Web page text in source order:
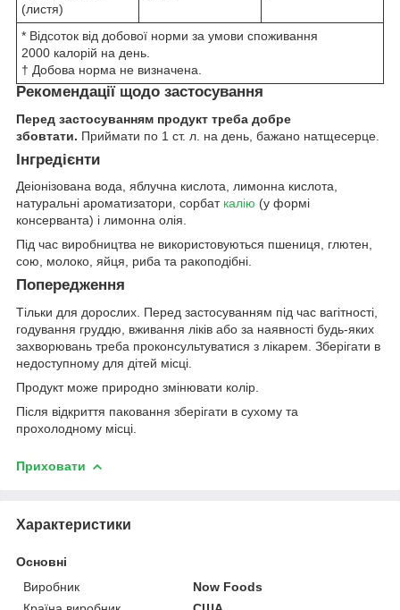
(листя)
* Відсоток від добової норми за умови споживання
2000 калорій на день.
† Добова норма не визначена.
Рекомендації щодо застосування
Перед застосуванням продукт треба добре
збовтати. Приймати по 1 ст. л. на день, бажано натщесерце.
Інгредієнти
Деіонізована вода, яблучна кислота, лимонна кислота,
натуральні ароматизатори, сорбат калію (у формі
консерванта) і лимонна олія.
Під час виробництва не використовуються пшениця, глютен,
сою, молоко, яйця, риба та ракоподібні.
Попередження
Тільки для дорослих. Перед застосуванням під час вагітності,
годування груддю, вживання ліків або за наявності будь-яких
захворювань треба проконсультуватися з лікарем. Зберігати в
недоступному для дітей місці.
Продукт може природно змінювати колір.
Після відкриття паковання зберігати в сухому та
прохолодному місці.
Приховати
Характеристики
Основні
Виробник
Now Foods